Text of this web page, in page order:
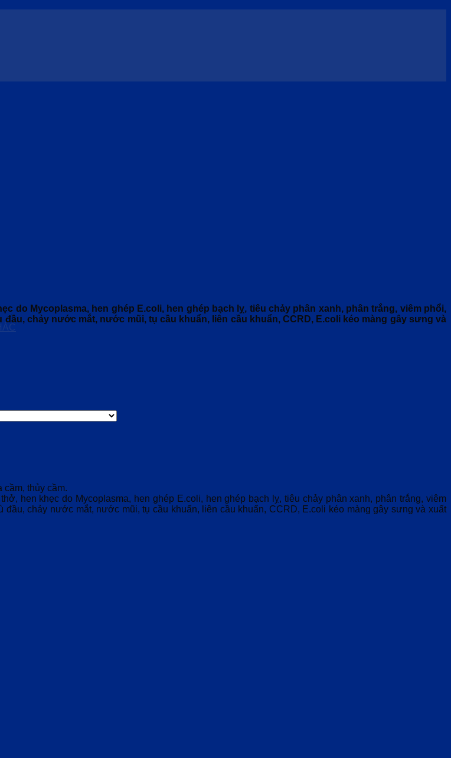
Mycoplasma, hen ghép E.coli, hen ghép bạch lỵ, tiêu chảy phân xanh, phân trắng, viêm phổi,
chảy nước mắt, nước mũi, tụ cầu khuẩn, liên cầu khuẩn, CCRD, E.coli kéo màng gây sưng và
thủy cầm.
hen khẹc do Mycoplasma, hen ghép E.coli, hen ghép bạch lỵ, tiêu chảy phân xanh, phân trắng, viêm
chảy nước mắt, nước mũi, tụ cầu khuẩn, liên cầu khuẩn, CCRD, E.coli kéo màng gây sưng và xuất